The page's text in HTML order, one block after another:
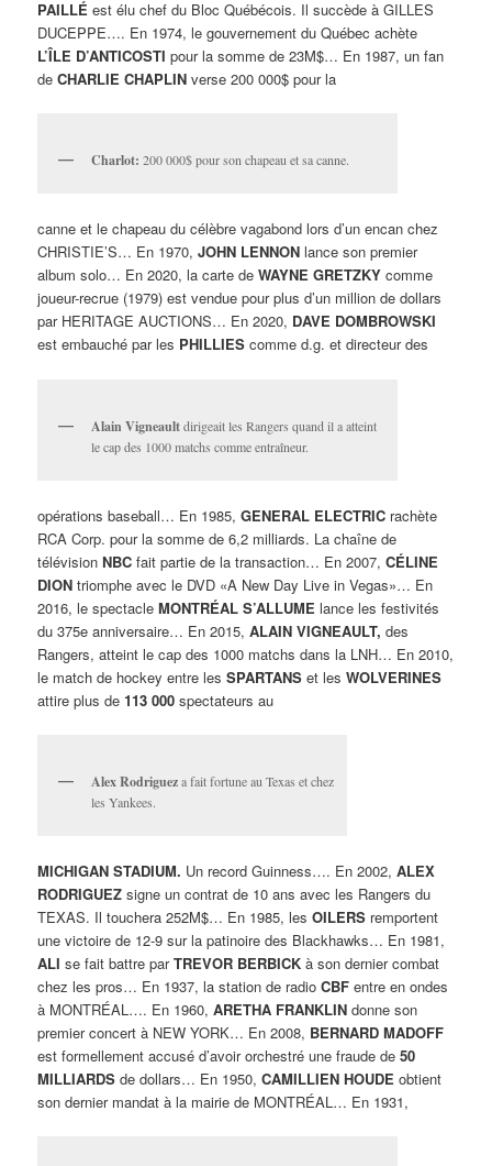
PAILLÉ est élu chef du Bloc Québécois. Il succède à GILLES
DUCEPPE…. En 1974, le gouvernement du Québec achète
L’ÎLE D’ANTICOSTI pour la somme de 23M$… En 1987, un fan
deCHARLIE CHAPLIN verse 200 000$ pour la
Charlot: 200 000$ pour son chapeau et sa canne.
canne et le chapeau du célèbre vagabond lors d’un encan chez
CHRISTIE’S… En 1970,JOHN LENNON lance son premier
album solo… En 2020, la carte deWAYNE GRETZKY comme
joueur-recrue (1979) est vendue pour plus d’un million de dollars
par HERITAGE AUCTIONS… En 2020, DAVE DOMBROWSKI
est embauché par les PHILLIES comme d.g. et directeur des
Alain Vigneaultdirigeait les Rangers quand il a atteint
le cap des 1000 matchs comme entraîneur.
opérations baseball… En 1985,GENERAL ELECTRIC rachète
RCA Corp. pour la somme de 6,2 milliards. La chaîne de
télévisionNBC fait partie de la transaction… En 2007,CÉLINE
DION triomphe avec le DVD «A New Day Live in Vegas»… En
2016, le spectacleMONTRÉAL S’ALLUME lance les festivités
du 375e anniversaire… En 2015,ALAIN VIGNEAULT, des
Rangers, atteint le cap des 1000 matchs dans la LNH… En 2010,
le match de hockey entre lesSPARTANS et lesWOLVERINES
attire plus de113 000 spectateurs au
Alex Rodrigueza fait fortune au Texas et chez
les Yankees.
MICHIGAN STADIUM. Un record Guinness…. En 2002,ALEX
RODRIGUEZ signe un contrat de 10 ans avec les Rangers du
TEXAS. Il touchera 252M$… En 1985, lesOILERS remportent
une victoire de 12-9 sur la patinoire des Blackhawks… En 1981,
ALI se fait battre parTREVOR BERBICK à son dernier combat
chez les pros… En 1937, la station de radioCBF entre en ondes
à MONTRÉAL…. En 1960,ARETHA FRANKLIN donne son
premier concert à NEW YORK… En 2008, BERNARD MADOFF
est formellement accusé d’avoir orchestré une fraude de50
MILLIARDS de dollars… En 1950,CAMILLIEN HOUDE obtient
son dernier mandat à la mairie de MONTRÉAL… En 1931,